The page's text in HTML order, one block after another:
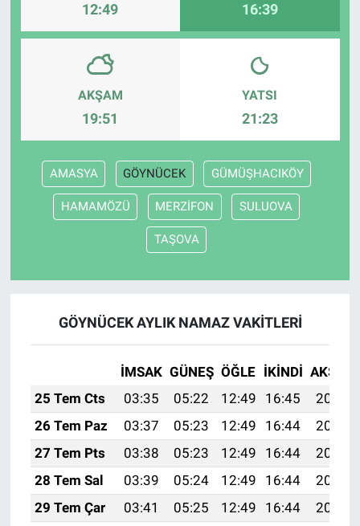
12:49 16:39
AKŞAM
19:51
YATSI
21:23
AMASYA GÖYNÜCEK GÜMÜŞHACIKÖY
HAMAMÖZÜ MERZİFON SULUOVA
TAŞOVA
GÖYNÜCEK AYLIK NAMAZ VAKITLERI
İMSAK GÜNEŞ ÖĞLE İKINDI AKŞAM
25 Tem Cts
03:35 05:22 12:49 16:45
20:07
26 Tem Paz
03:37 05:23 12:49 16:44
20:06
27 Tem Pts
03:38 05:23 12:49 16:44
20:06
28 Tem Sal
03:39 05:24 12:49 16:44
20:05
29 Tem Çar
03:41 05:25 12:49 16:44
20:04